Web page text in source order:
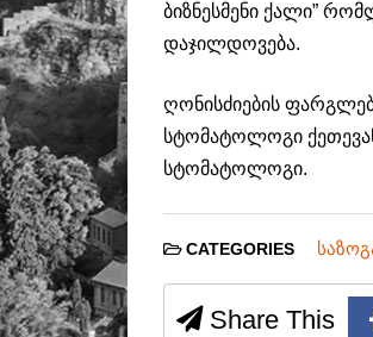
ბიზნესმენი ქალი”
დაჯილდოვება.
ღონისძიების
სტომატოლოგი ქეთევან
სტომატოლოგი.
CATEGORIES
Share This